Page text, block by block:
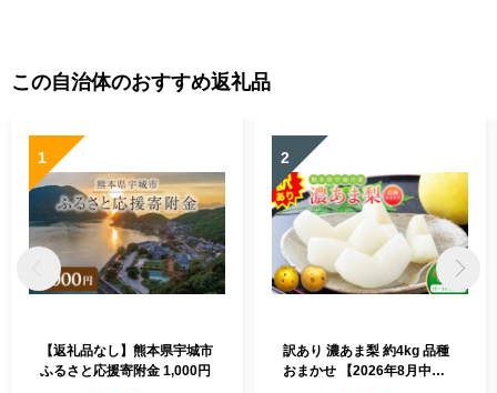
この自治体のおすすめ返礼品
1
【返礼品なし】熊本県宇城市
ふるさと応援寄附金 1,000円
2
訳あり 濃あま梨 約4kg 品種
おまかせ 【2026年8月中旬